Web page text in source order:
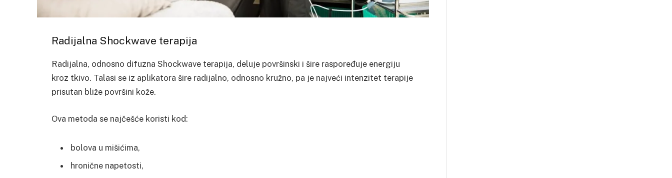
Radijalna Shockwave terapija
Radijalna, odnosno difuzna Shockwave terapija, deluje površinski i šire raspoređuje energiju
kroz tkivo. Talasi se iz aplikatora šire radijalno, odnosno kružno, pa je najveći intenzitet terapije
prisutan bliže površini kože.
Ova metoda se najčešće koristi kod:
bolova u mišićima,
hronične napetosti,